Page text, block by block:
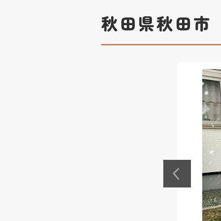
秋田県秋田